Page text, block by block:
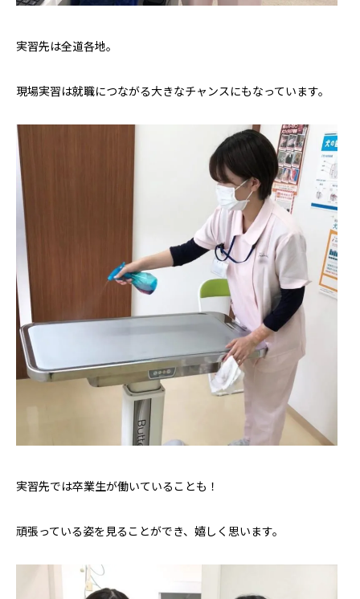
実習先は全道各地。
現場実習は就職につながる大きなチャンスにもなっています。
実習先では卒業生が働いていることも！
頑張っている姿を見ることができ、嬉しく思います。